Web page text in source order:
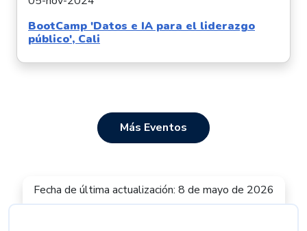
BootCamp 'Datos e IA para el liderazgo
público', Cali
Más Eventos
Fecha de última actualización: 8 de mayo de 2026